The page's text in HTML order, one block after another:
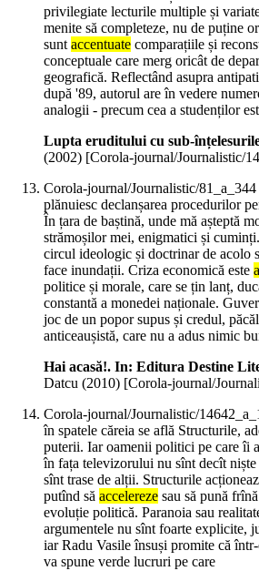
privilegiate lecturile multiple și
menite să completeze, nu de puține
suntaccentuate comparațiile și
conceptuale care merg oricât de
geografică. Reflectând asupra
după '89, autorul are în vedere
analogii - precum cea a studenților
Lupta eruditului cu sub-
(2002) [Corola-journal/Journalistic/
Corola-journal/Journalistic/81_a_344
plănuiesc declanșarea procedurilor
În țara de baștină, unde mă așteptă
strămoșilor mei, enigmatici și
circul ideologic și doctrinar de acolo
face inundații. Criza economică este
politice și morale, care se țin lanț,
constantă a monedei naționale.
joc de un popor supus și credul,
anticeaușistă, care nu a adus nimic
Hai acasă!. In: Editura Destine
Datcu (2010) [Corola-journal/
Corola-journal/Journalistic/
în spatele căreia se află Structurile,
puterii. Iar oamenii politici pe care îi
în fața televizorului nu sînt decît
sînt trase de alții. Structurile
putînd să accelereze sau să pună
evoluție politică. Paranoia sau
argumentele nu sînt foarte explicite,
iar Radu Vasile însuși promite că
va spune verde lucruri pe care